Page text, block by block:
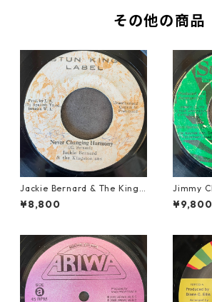
その他の商品
Jackie Bernard & The Kings
tonians - Never Changing H
armony【7-21948】
¥8,800
Jimmy
Table【
¥9,800